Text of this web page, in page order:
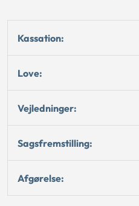
Kassation:
Love:
Vejledninger:
Sagsfremstilling:
Afgørelse: